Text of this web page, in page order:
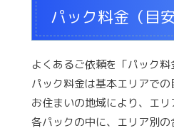
パック料金（目安
よくあるご依頼を「パック料
パック料金は基本エリアでの
お住まいの地域により、エリ
各パックの中に、エリア別の